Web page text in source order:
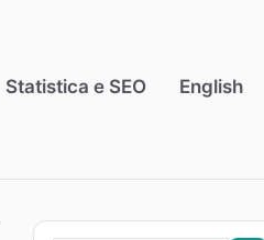
Statistica e SEO English